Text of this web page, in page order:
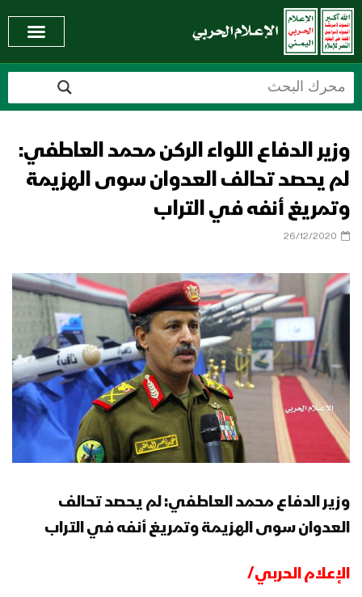
وزير الدفاع اللواء الركن محمد العاطفي:
لم يحصد تحالف العدوان سوى الهزيمة
وتمريغ أنفه في التراب
26/12/2020
وزير الدفاع محمد العاطفي: لم يحصد تحالف
العدوان سوى الهزيمة وتمريغ أنفه في التراب
الإعلام الحربي/